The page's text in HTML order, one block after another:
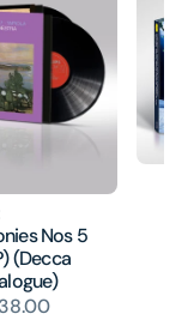
Nos 5
(Decca